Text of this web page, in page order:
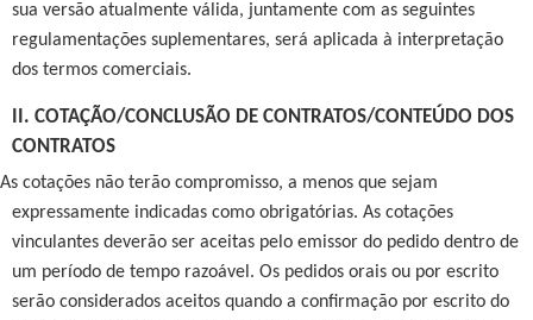
sua versão atualmente válida, juntamente com as seguintes
regulamentações suplementares, será aplicada à interpretação
dos termos comerciais.
II. COTAÇÃO/CONCLUSÃO DE CONTRATOS/CONTEÚDO DOS
CONTRATOS
As cotações não terão compromisso, a menos que sejam
expressamente indicadas como obrigatórias. As cotações
vinculantes deverão ser aceitas pelo emissor do pedido dentro de
um período de tempo razoável. Os pedidos orais ou por escrito
serão considerados aceitos quando a confirmação por escrito do